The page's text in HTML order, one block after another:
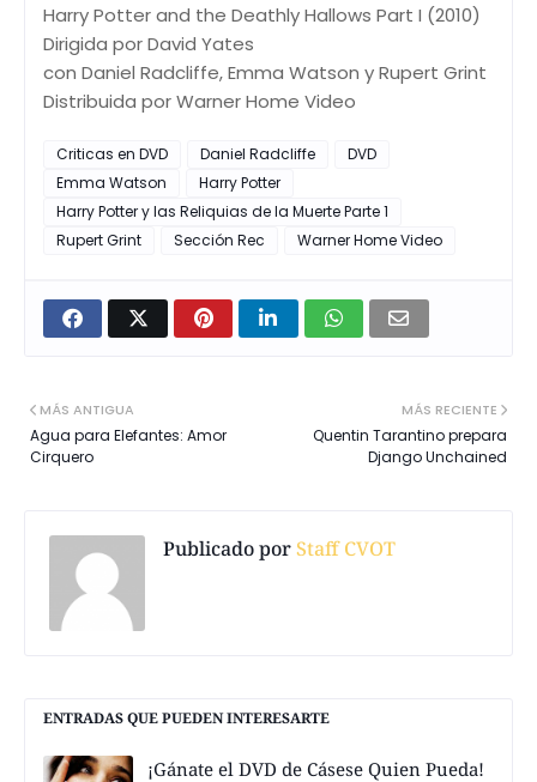
Harry Potter and the Deathly Hallows Part I (2010)
Dirigida por David Yates
con Daniel Radcliffe, Emma Watson y Rupert Grint
Distribuida por Warner Home Video
Criticas en DVD Daniel Radcliffe
DVD
Emma Watson
Harry Potter
Harry Potter y las Reliquias de la Muerte Parte 1
Rupert Grint
Sección Rec Warner Home Video
MÁS RECIENTE
Quentin Tarantino prepara
Django Unchained
MÁS ANTIGUA
Agua para Elefantes: Amor
Cirquero
Publicado porStaff CVOT
ENTRADAS QUE PUEDEN INTERESARTE
¡Gánate el DVD de Cásese Quien Pueda!